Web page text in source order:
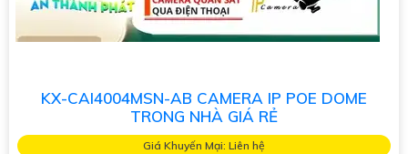
KX-CAI4004MSN-AB CAMERA IP POE DOME
TRONG NHÀ GIÁ RẺ
Giá Khuyến Mại: Liên hệ